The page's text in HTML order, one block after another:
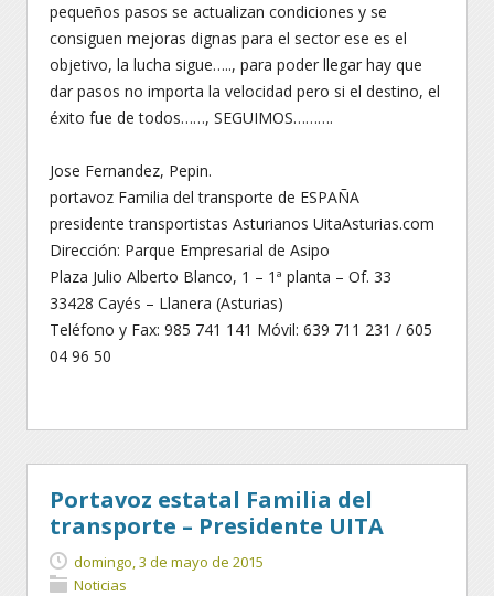
pequeños pasos se actualizan condiciones y se
consiguen mejoras dignas para el sector ese es el
objetivo, la lucha sigue….., para poder llegar hay que
dar pasos no importa la velocidad pero si el destino, el
éxito fue de todos……, SEGUIMOS……….
Jose Fernandez, Pepin.
portavoz Familia del transporte de ESPAÑA
presidente transportistas Asturianos UitaAsturias.com
Dirección: Parque Empresarial de Asipo
Plaza Julio Alberto Blanco, 1 – 1ª planta – Of. 33
33428 Cayés – Llanera (Asturias)
Teléfono y Fax: 985 741 141 Móvil: 639 711 231 / 605
04 96 50
Portavoz estatal Familia del
transporte – Presidente UITA
domingo, 3 de mayo de 2015
Noticias